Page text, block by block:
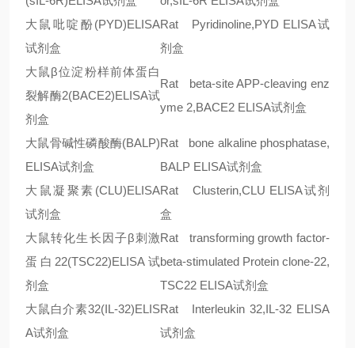
大鼠吡啶酚(PYD)ELISA
试剂盒
Rat Pyridinoline,PYD ELISA试
剂盒
大鼠β位淀粉样前体蛋白
裂解酶2(BACE2)ELISA试
剂盒
Rat beta-site APP-cleaving enz
yme 2,BACE2 ELISA试剂盒
大鼠骨碱性磷酸酶(BALP)
ELISA试剂盒
Rat bone alkaline phosphatase,
BALP ELISA试剂盒
大鼠凝聚素 (CLU)ELISA
试剂盒
Rat Clusterin,CLU ELISA试剂
盒
大鼠转化生长因子β刺激
蛋白 22(TSC22)ELISA 试
剂盒
Rat transforming growth factor-
beta-stimulated Protein clone-22,
TSC22 ELISA试剂盒
大鼠白介素32(IL-32)ELIS
A试剂盒
Rat Interleukin 32,IL-32 ELISA
试剂盒